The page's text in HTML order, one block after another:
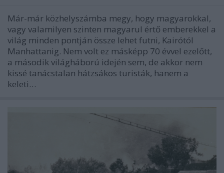
Már-már közhelyszámba megy, hogy magyarokkal,
vagy valamilyen szinten magyarul értő emberekkel a
világ minden pontján össze lehet futni, Kairótól
Manhattanig. Nem volt ez másképp 70 évvel ezelőtt,
a második világháború idején sem, de akkor nem
kissé tanácstalan hátzsákos turisták, hanem a
keleti…